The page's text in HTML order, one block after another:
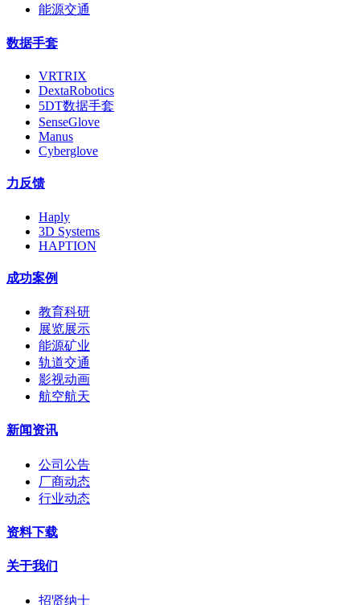
能源交通
数据手套
VRTRIX
DextaRobotics
5DT数据手套
SenseGlove
Manus
Cyberglove
力反馈
Haply
3D Systems
HAPTION
成功案例
教育科研
展览展示
能源矿业
轨道交通
影视动画
航空航天
新闻资讯
公司公告
厂商动态
行业动态
资料下载
关于我们
招贤纳士